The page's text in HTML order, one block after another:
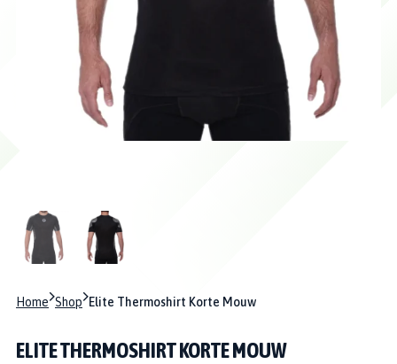
Home Shop Elite Thermoshirt Korte Mouw
ELITE THERMOSHIRT KORTE MOUW